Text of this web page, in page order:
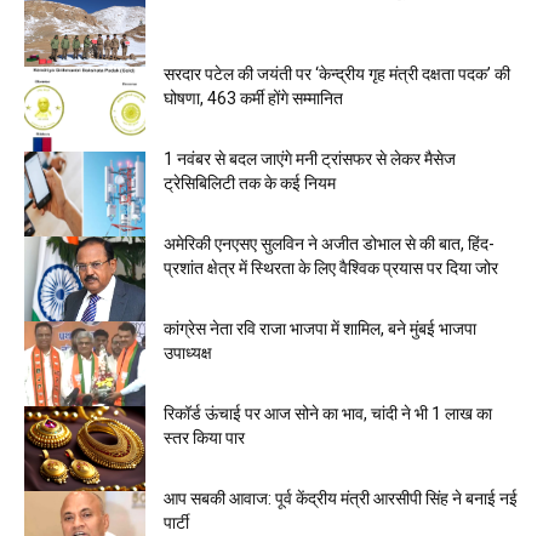
सरदार पटेल की जयंती पर ‘केन्द्रीय गृह मंत्री दक्षता पदक’ की
घोषणा, 463 कर्मी होंगे सम्मानित
1 नवंबर से बदल जाएंगे मनी ट्रांसफर से लेकर मैसेज
ट्रेसिबिलिटी तक के कई नियम
अमेरिकी एनएसए सुलविन ने अजीत डोभाल से की बात, हिंद-
प्रशांत क्षेत्र में स्थिरता के लिए वैश्विक प्रयास पर दिया जोर
कांग्रेस नेता रवि राजा भाजपा में शामिल, बने मुंबई भाजपा
उपाध्यक्ष
रिकॉर्ड ऊंचाई पर आज सोने का भाव, चांदी ने भी 1 लाख का
स्तर किया पार
आप सबकी आवाज: पूर्व केंद्रीय मंत्री आरसीपी सिंह ने बनाई नई
पार्टी